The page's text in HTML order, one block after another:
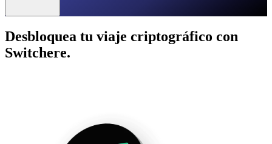
Desbloquea tu viaje criptográfico con
Switchere.